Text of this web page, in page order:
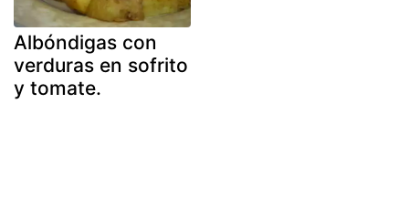
Albóndigas con
verduras en sofrito
y tomate.